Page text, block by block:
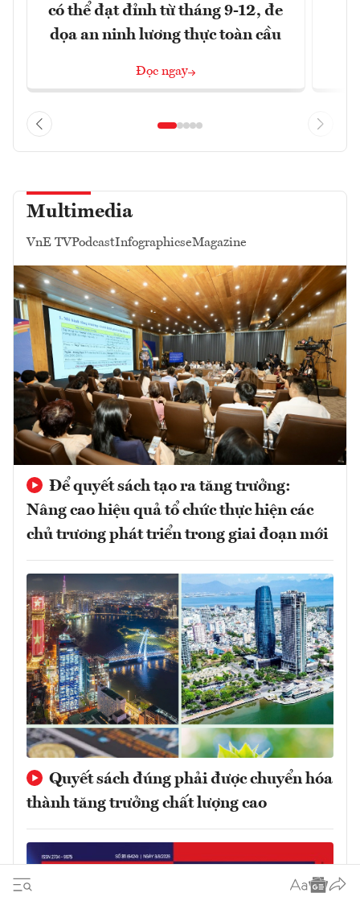
có thể đạt đỉnh từ tháng 9-12, đe
dọa an ninh lương thực toàn cầu
Đọc ngay
Multimedia
VnE TVPodcastInfographicseMagazine
Để quyết sách tạo ra tăng trưởng:
Nâng cao hiệu quả tổ chức thực hiện các
chủ trương phát triển trong giai đoạn mới
Quyết sách đúng phải được chuyển hóa
thành tăng trưởng chất lượng cao